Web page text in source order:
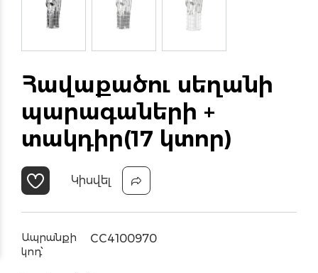
Հավաքածու սեղանի
պարագաների +
տակդիր(17 կտոր)
Կիսվել
Ապրանքի
կոդ՝
CC4100970